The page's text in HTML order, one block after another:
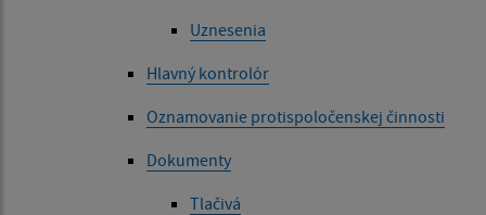
Uznesenia
Hlavný kontrolór
Oznamovanie protispoločenskej činnosti
Dokumenty
Tlačivá